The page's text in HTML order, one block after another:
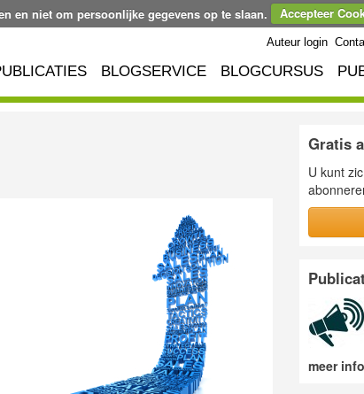
en niet om persoonlijke gegevens op te slaan. Accepteer
Auteur login
BLOGSERVICE BLOGCURSUS
Gratis
U kunt
meer